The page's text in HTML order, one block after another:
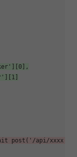
post('/api/xxxx', {